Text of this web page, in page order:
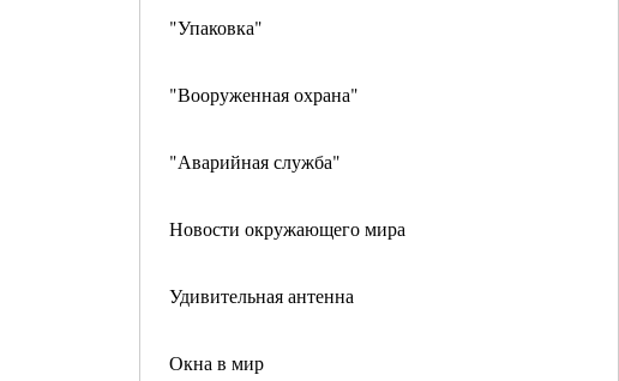
"Упаковка"
"Вооруженная охрана"
"Аварийная служба"
Новости окружающего мира
Удивительная антенна
Окна в мир